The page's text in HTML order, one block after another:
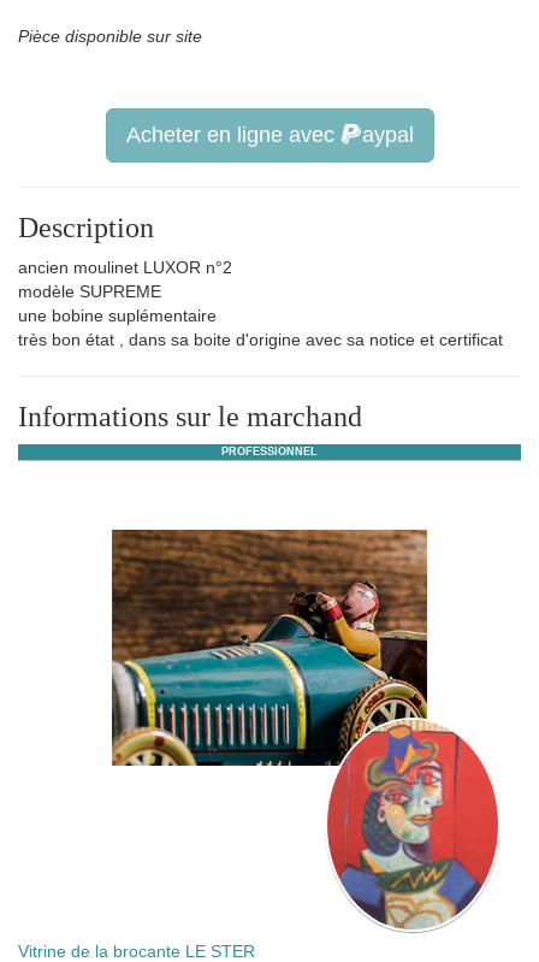
Pièce disponible sur site
Acheter en ligne avec aypal
Description
ancien moulinet LUXOR n°2
modèle SUPREME
une bobine suplémentaire
très bon état , dans sa boite d'origine avec sa notice et certificat
Informations sur le marchand
PROFESSIONNEL
Vitrine de la brocante LE STER